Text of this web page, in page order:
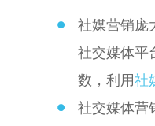
社媒营销庞
社交媒体平
数，利用社
社交媒体营